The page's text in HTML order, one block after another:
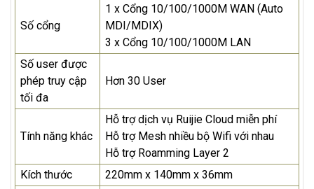
Số cổng
1 x Cổng 10/100/1000M WAN (Auto
MDI/MDIX)
3 x Cổng 10/100/1000M LAN
Số user được
phép truy cập
tối đa
Hơn 30 User
Tính năng khác
Hỗ trợ dịch vụ Ruijie Cloud miễn phí
Hỗ trợ Mesh nhiều bộ Wifi với nhau
Hỗ trợ Roamming Layer 2
Kích thước
220mm x 140mm x 36mm